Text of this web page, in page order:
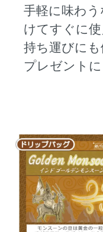
手軽に味わ
けてすぐに
持ち運びに
プレゼント